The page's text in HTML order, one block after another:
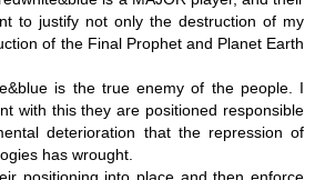
to justify not only the destruction of my
of the Final Prophet and Planet Earth
is the true enemy of the people. I
with this they are positioned responsible
deterioration that the repression of
has wrought.